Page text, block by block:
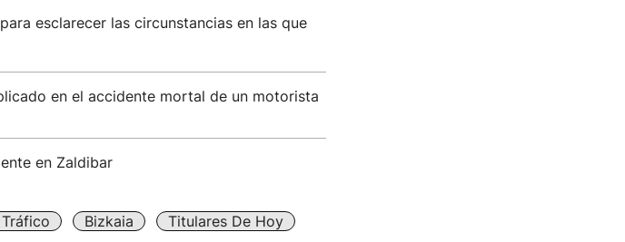
esclarecer las circunstancias en las que
en el accidente mortal de un motorista
en Zaldibar
Tráfico Bizkaia
Titulares De Hoy